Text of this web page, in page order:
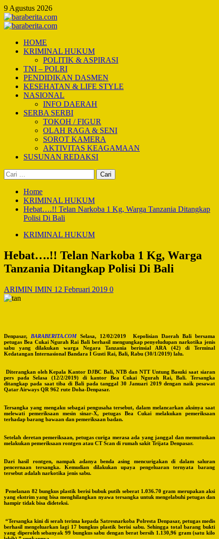
Skip
to
content
9 Agustus 2026
Primary
HOME
KRIMINAL HUKUM
POLITIK & ASPIRASI
TNI – POLRI
PENDIDIKAN DASMEN
KESEHATAN & LIFE STYLE
NASIONAL
INFO DAERAH
SERBA SERBI
TOKOH / FIGUR
OLAH RAGA & SENI
SOROT KAMERA
AKTIVITAS KEAGAMAAN
SUSUNAN REDAKSI
Cari
untuk:
Home
KRIMINAL HUKUM
Hebat….!! Telan Narkoba 1 Kg, Warga Tanzania Ditangkap
Polisi Di Bali
KRIMINAL HUKUM
Hebat….!! Telan Narkoba 1 Kg, Warga
Tanzania Ditangkap Polisi Di Bali
ARIMIN IMIN 12 Februari 2019 0
Denpasar, BARABERITA.COM Selasa, 12/02/2019 Kepolisian Daerah Bali bersama
petugas Bea Cukai Ngurah Rai Bali berhasil mengungkap penyeludupan narkotika jenis
sabu yang dilakukan warga Negara Tanzania berinsial ARA (42) di Terminal
Kedatangan Internasional Bandara I Gusti Rai, Bali, Rabu (30/1/2019) lalu.
Diterangkan oleh Kepala Kantor DJBC Bali, NTB dan NTT Untung Basuki saat siaran
pers pada Selasa (12/2/2019) di kantor Bea Cukai Ngurah Rai, Bali. Tersangka
ditangkap pada saat tiba di Bali pada tanggal 30 Januari 2019 dengan naik pesawat
Qatar Airways QR 962 rute Doha-Denpasar.
Tersangka yang mengaku sebagai pengusaha tersebut, dalam melancarkan aksinya saat
melewati pemeriksaan mesin sinar-X, petugas Bea Cukai melakukan pemeriksaan
terhadap barang bawaan dan pemeriksaan badan.
Setelah deretan pemeriksaan, petugas curiga merasa ada yang janggal dan memutuskan
melakukan pemeriksaan rontgen atau CT Scan di rumah sakit Trijata Denpasar.
Dari hasil rontgen, nampak adanya benda asing mencurigakan di dalam saluran
pencernaan tersangka. Kemudian dilakukan upaya pengeluaran ternyata barang
tersebut adalah narkotika jenis sabu.
Penelanan 82 bungkus plastik berisi bubuk putih seberat 1.036.70 gram merupakan aksi
yang ekstrim yang bisa menghilangkan nyawa tersangka untuk mengelabuhi petugas dan
hampir tidak bisa dideteksi.
“Tersangka kini di serah terima kepada Satresnarkoba Polresta Denpasar, petugas medis
berhasil mengeluarkan lagi 17 bungkus plastik berisi sabu. Sehingga total barang bukti
yang diperoleh sebanyak 99 bungkus sabu dengan berat bersih 1.130,96 gram (satu kilo